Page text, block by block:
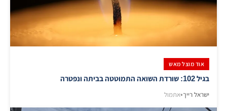
אוד מוצל מאש
בגיל 102: שורדת השואה התמוטטה בביתה ונפטרה
ישראל רייך•אתמול